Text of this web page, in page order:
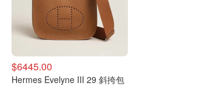
$6445.00
Hermes Evelyne III 29 斜挎包